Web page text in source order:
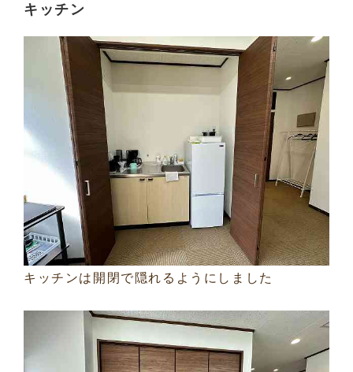
キッチン
キッチンは開閉で隠れるようにしました